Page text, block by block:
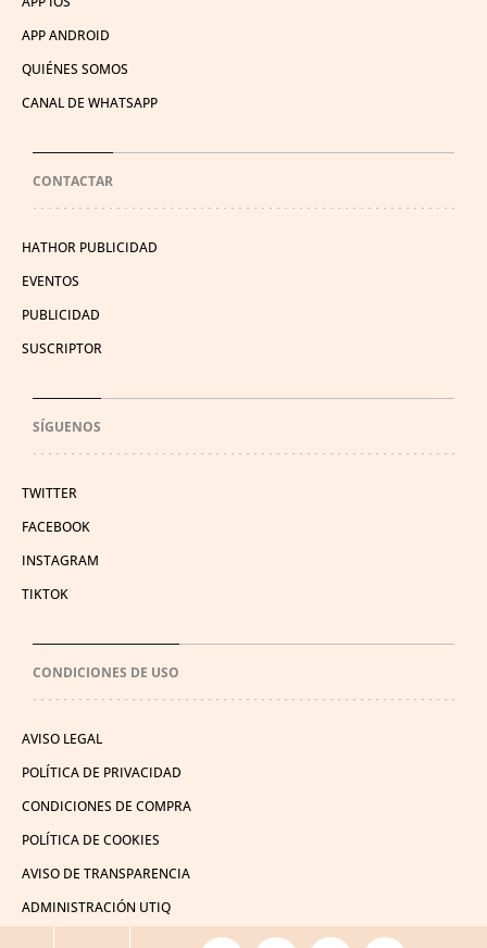
APP ANDROID
QUIÉNES SOMOS
CANAL DE WHATSAPP
CONTACTAR
HATHOR PUBLICIDAD
EVENTOS
PUBLICIDAD
SUSCRIPTOR
SÍGUENOS
TWITTER
FACEBOOK
INSTAGRAM
TIKTOK
CONDICIONES DE USO
AVISO LEGAL
POLÍTICA DE PRIVACIDAD
CONDICIONES DE COMPRA
POLÍTICA DE COOKIES
AVISO DE TRANSPARENCIA
ADMINISTRACIÓN UTIQ